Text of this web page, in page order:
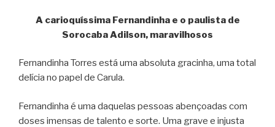
A carioquíssima Fernandinha e o paulista de
Sorocaba Adilson, maravilhosos
Fernandinha Torres está uma absoluta gracinha, uma total
delícia no papel de Carula.
Fernandinha é uma daquelas pessoas abençoadas com
doses imensas de talento e sorte. Uma grave e injusta